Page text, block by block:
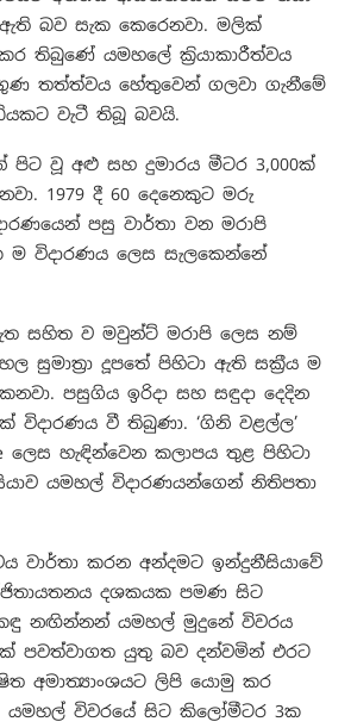
බව සැක කෙරෙනවා. මලික්
තිබු‌ණේ යමහලේ ක්‍රියාකාරීත්වය
තත්ත්වය හේතුවෙන් ගලවා ගැනීමේ
වැටී තිබූ බවයි.
පිට වූ අළු සහ දුමාරය මීටර 3,000ක්
1979 දී 60 දෙනෙකුට මරු
පසු වාර්තා වන මරාපි
ම විදාරණය ලෙස සැලකෙන්නේ
සහිත ව මවුන්ට් මරාපි ලෙස නම්
සුමාත්‍රා දූපතේ පිහිටා ඇති සක්‍රීය ම
පසුගිය ඉරිදා සහ සඳුදා දෙදින
විදාරණය වී තිබුණා. ‘ගිනි වළල්ල’
ලෙස හැඳින්වෙන කලාපය තුළ පිහිටා
යමහල් විදාරණයන්ගෙන් නිතිපතා
වාර්තා කරන අන්දමට ඉන්දුනීසියාවේ
දශකයක පමණ සිට
නඟින්නන් යමහල් මුදුනේ විවරය
පවත්වාගත යුතු බව දන්වමින් එරට
අමාත්‍යාංශයට ලිපි යොමු කර
යමහල් විවරයේ සිට කිලෝමීටර 3ක